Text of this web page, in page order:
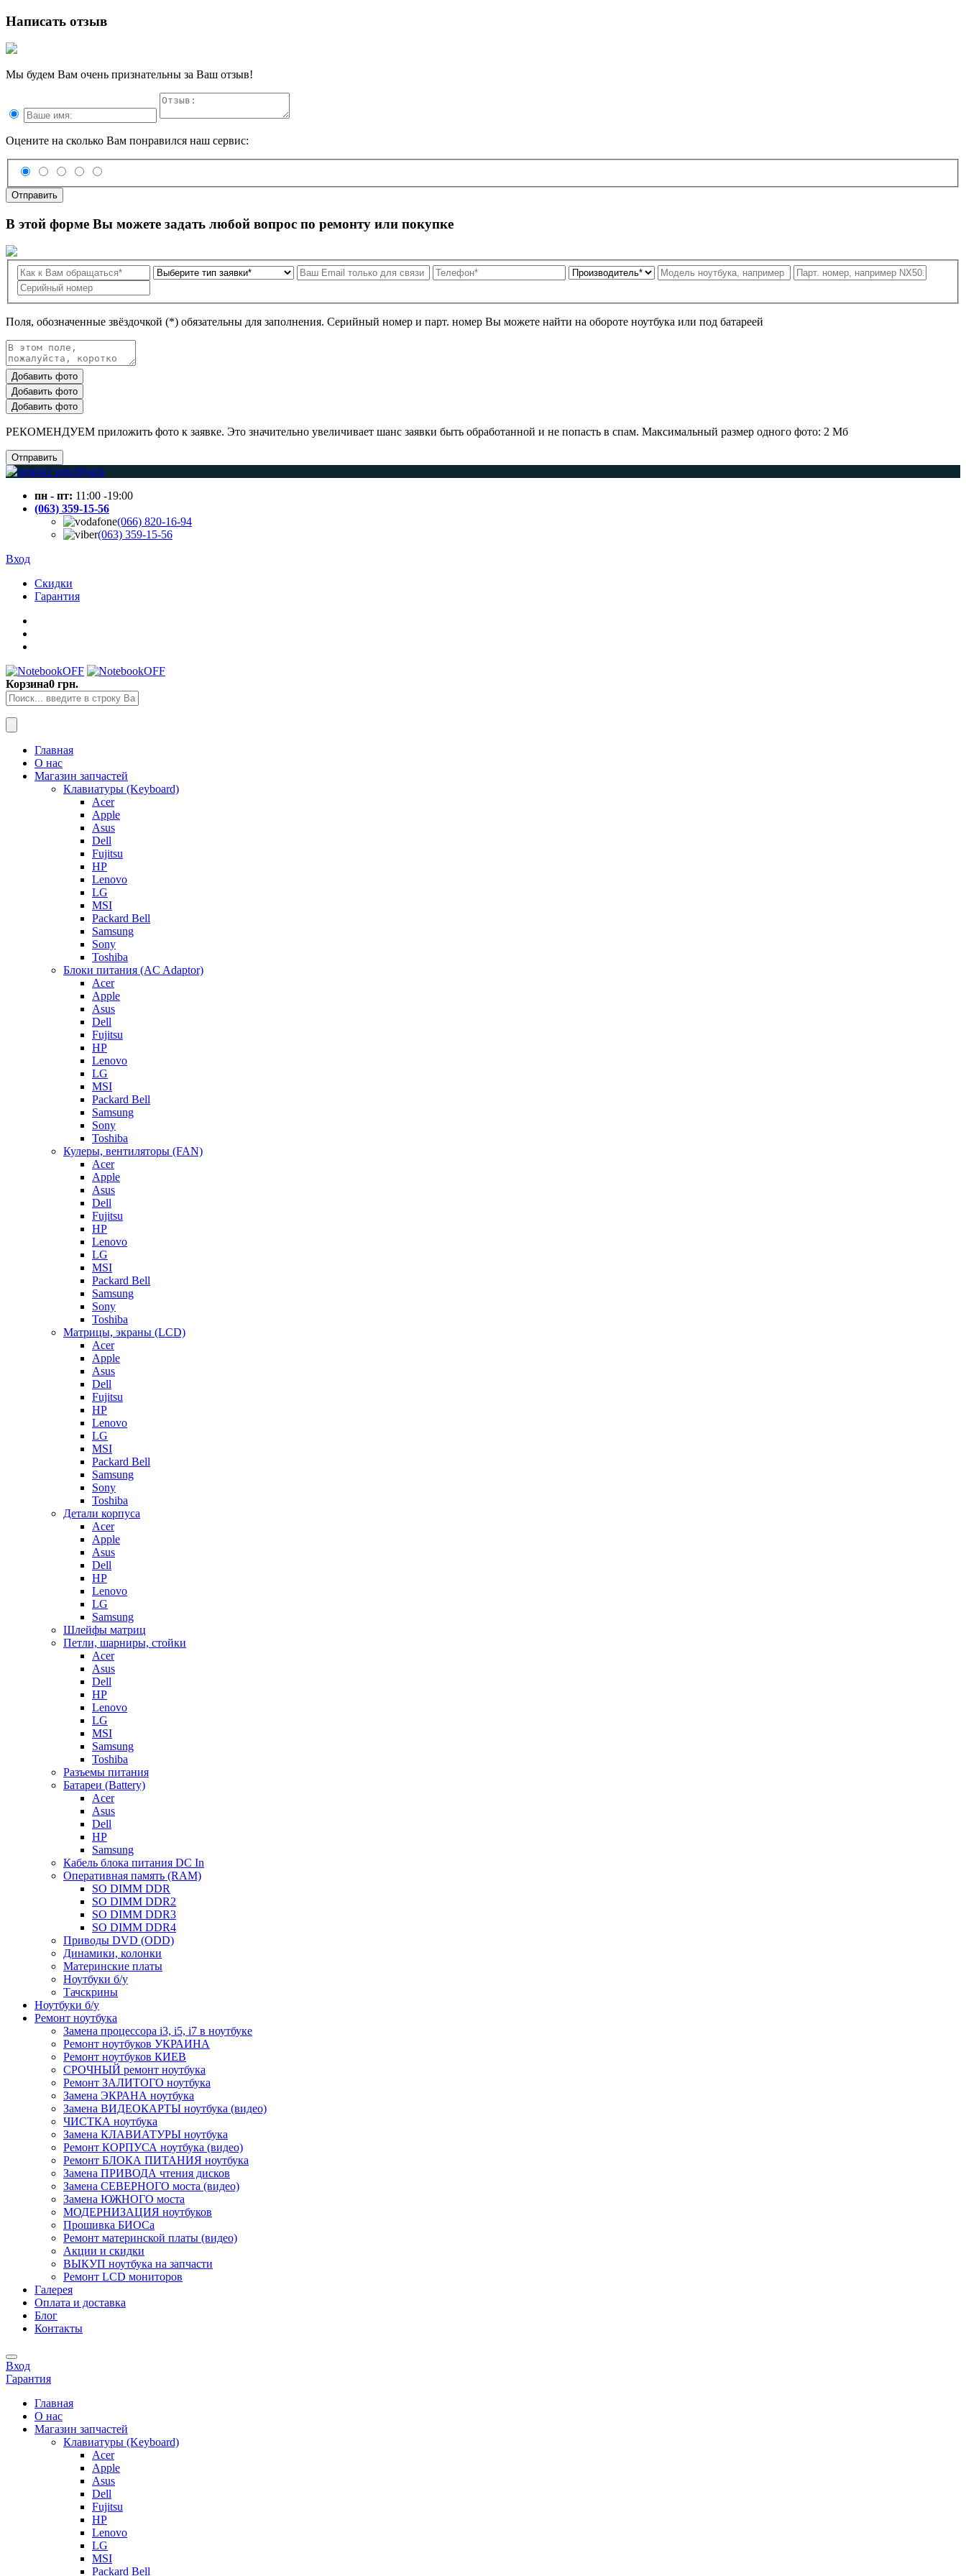
Написать отзыв
Мы будем Вам очень признательны за Ваш отзыв!
Оцените на сколько Вам понравился наш сервис:
Отправить
В этой форме Вы можете задать любой вопрос по ремонту или покупке
Поля, обозначенные звёздочкой (*) обязательны для заполнения. Серийный номер и парт. номер Вы можете найти на обороте ноутбука или под батареей
Добавить фото
Добавить фото
Добавить фото
РЕКОМЕНДУЕМ приложить фото к заявке. Это значительно увеличивает шанс заявки быть обработанной и не попасть в спам. Максимальный размер одного фото: 2 Мб
Отправить
пн - пт: 11:00 -19:00
(063) 359-15-56
(066) 820-16-94
(063) 359-15-56
Вход
Скидки
Гарантия
Корзина0 грн.
Главная
О нас
Магазин запчастей
Клавиатуры (Keyboard)
Acer
Apple
Asus
Dell
Fujitsu
HP
Lenovo
LG
MSI
Packard Bell
Samsung
Sony
Toshiba
Блоки питания (AC Adaptor)
Acer
Apple
Asus
Dell
Fujitsu
HP
Lenovo
LG
MSI
Packard Bell
Samsung
Sony
Toshiba
Кулеры, вентиляторы (FAN)
Acer
Apple
Asus
Dell
Fujitsu
HP
Lenovo
LG
MSI
Packard Bell
Samsung
Sony
Toshiba
Матрицы, экраны (LCD)
Acer
Apple
Asus
Dell
Fujitsu
HP
Lenovo
LG
MSI
Packard Bell
Samsung
Sony
Toshiba
Детали корпуса
Acer
Apple
Asus
Dell
HP
Lenovo
LG
Samsung
Шлейфы матриц
Петли, шарниры, стойки
Acer
Asus
Dell
HP
Lenovo
LG
MSI
Samsung
Toshiba
Разъемы питания
Батареи (Battery)
Acer
Asus
Dell
HP
Samsung
Кабель блока питания DC In
Оперативная память (RAM)
SO DIMM DDR
SO DIMM DDR2
SO DIMM DDR3
SO DIMM DDR4
Приводы DVD (ODD)
Динамики, колонки
Материнские платы
Ноутбуки б/у
Тачскрины
Ноутбуки б/у
Ремонт ноутбука
Замена процессора i3, i5, i7 в ноутбуке
Ремонт ноутбуков УКРАИНА
Ремонт ноутбуков КИЕВ
СРОЧНЫЙ ремонт ноутбука
Ремонт ЗАЛИТОГО ноутбука
Замена ЭКРАНА ноутбука
Замена ВИДЕОКАРТЫ ноутбука (видео)
ЧИСТКА ноутбука
Замена КЛАВИАТУРЫ ноутбука
Ремонт КОРПУСА ноутбука (видео)
Ремонт БЛОКА ПИТАНИЯ ноутбука
Замена ПРИВОДА чтения дисков
Замена СЕВЕРНОГО моста (видео)
Замена ЮЖНОГО моста
МОДЕРНИЗАЦИЯ ноутбуков
Прошивка БИОСа
Ремонт материнской платы (видео)
Акции и скидки
ВЫКУП ноутбука на запчасти
Ремонт LCD мониторов
Галерея
Оплата и доставка
Блог
Контакты
Вход
Гарантия
Главная
О нас
Магазин запчастей
Клавиатуры (Keyboard)
Acer
Apple
Asus
Dell
Fujitsu
HP
Lenovo
LG
MSI
Packard Bell